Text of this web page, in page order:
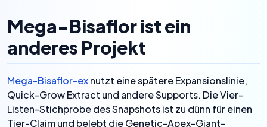
Mega-Bisaflor ist ein
anderes Projekt
Mega-Bisaflor-exnutzt eine spätere Expansionslinie,
Quick-Grow Extract und andere Supports. Die Vier-
Listen-Stichprobe des Snapshots ist zu dünn für einen
Tier-Claim und belebt die Genetic-Apex-Giant-